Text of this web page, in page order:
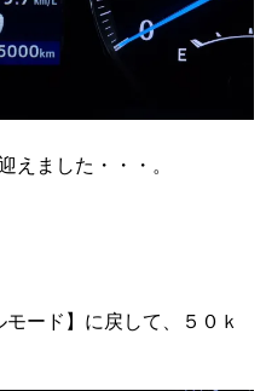
えました・・・。
モード】に戻して、５０ｋ